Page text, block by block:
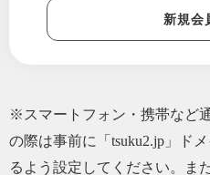
新規会
※スマートフォン・携帯など
の際は事前に「tsuku2.jp」ド
るよう設定してください。ま